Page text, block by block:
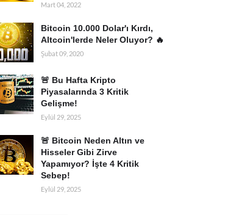
Mart 04, 2022
Bitcoin 10.000 Dolar'ı Kırdı,
Altcoin'lerde Neler Oluyor? 🔥
Şubat 09, 2020
🚨 Bu Hafta Kripto
Piyasalarında 3 Kritik
Gelişme!
Eylül 29, 2025
🚨 Bitcoin Neden Altın ve
Hisseler Gibi Zirve
Yapamıyor? İşte 4 Kritik
Sebep!
Eylül 29, 2025